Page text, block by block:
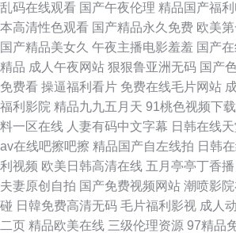
中文不卡在线 五月涩涩社区 亚洲伦理片A片 欧美a
大香蕉夜夜撸 亚洲狼人社区 福利视频91
电影视频 丝袜后入在线 国产91视频3p 亚洲娱乐婷
香蕉avav 狼人影院18 97日韩精选 五月天怡红院成
福利91 欧美h版电影在线观看 白洁在线视频 国产
公开视频 五月天婷在线 黄色AV一级片 97久久在线
乱码在线观看 国产午夜伦理 精品国产福
本高清性色观看 国产精品永久免费 欧美
国产精品美女久 午夜主播电影羞羞 国产
精品 成人午夜网站 狠狠鲁亚洲无码 国产
免费看 操逼福利看片 免费在线毛片网站
福利影院 精品九九五月天 91桃色视频下载
料一区在线 人妻有码中文字幕 日韩在线
av在线吧擦吧擦 精品国产自左线拍 日韩
利视频 欧美日韩高清在线 五月亭亭丁香播
夫妻原创自拍 国产免费视频网站 潮喷影
碰 日韓免费高清无码 毛片福利影视 成人
二页 精品欧美在线 三级伦理资源 97精品